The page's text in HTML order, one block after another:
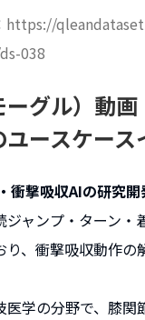
https://
038
ーグル）動
ースケース
衝撃吸収AIの研究開
ジャンプ・ターン・
り、衝撃吸収動作の
医学の分野で、膝関